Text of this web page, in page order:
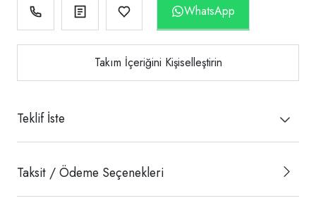
WhatsApp
Takım İçeriğini Kişiselleştirin
Teklif İste
Taksit / Ödeme Seçenekleri